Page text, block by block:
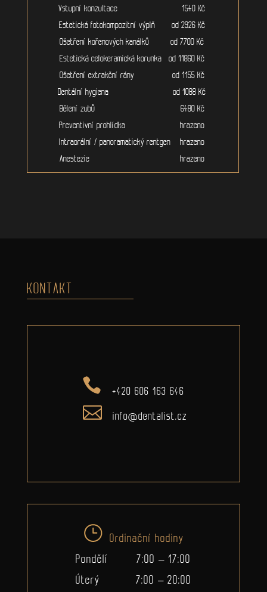
Vstupní konzultace 1540 Kč
Estetická fotokompozitní výplň od 2926 Kč
Ošetření kořenových kanálků od 7700 Kč
Estetická celokeramická korunka od 11860 Kč
Ošetření extrakční rány od 1155 Kč
Dentální hygiena od 1088 Kč
Bělení zubů 6480 Kč
Preventivní prohlídka hrazeno
Intraorální / panoramatický rentgen hrazeno
Anestezie hrazeno
KONTAKT
+420 606 163 646
info@dentalist.cz
Ordinační hodiny
Pondělí 7:00 – 17:00
Úterý 7:00 – 20:00